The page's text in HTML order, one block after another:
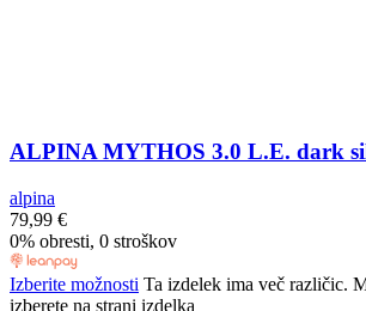
ALPINA MYTHOS 3.0 L.E. dark
alpina
79,99 €
0% obresti, 0 stroškov
Izberite možnosti Ta izdelek ima več različic.
izberete na strani izdelka